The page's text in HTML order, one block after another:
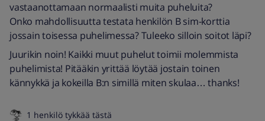
vastaanottamaan normaalisti muita puheluita?
Onko mahdollisuutta testata henkilön B sim-korttia
jossain toisessa puhelimessa? Tuleeko silloin soitot läpi?
Juurikin noin! Kaikki muut puhelut toimii molemmista
puhelimista! Pitääkin yrittää löytää jostain toinen
kännykkä ja kokeilla B:n simillä miten skulaa… thanks!
1 henkilö tykkää tästä